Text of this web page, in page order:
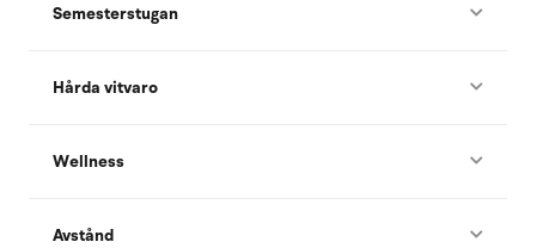
Semesterstugan
Hårda vitvaro
Wellness
Avstånd